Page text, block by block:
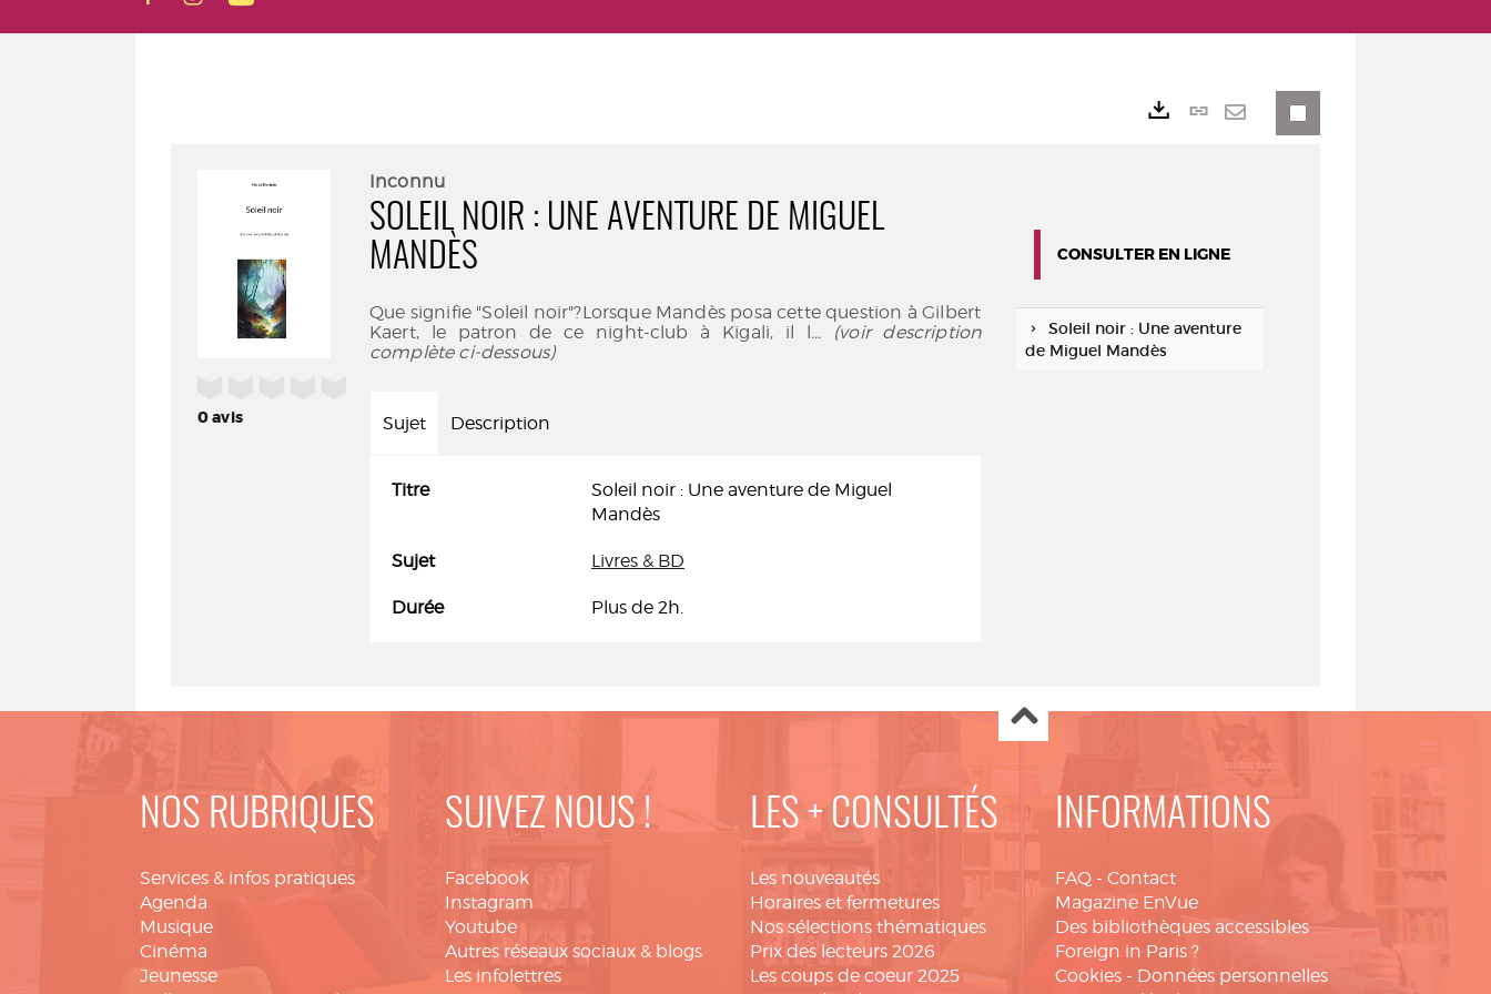
0avis
Inconnu
SOLEIL NOIR : UNE AVENTURE DE MIGUEL
MANDÈS
Que signifie "Soleil noir"?Lorsque Mandès posa cette question à Gilbert
Kaert, le patron de ce night-club à Kigali, il l... (voir description
complète ci-dessous)
Sujet Description
Titre
Soleil noir : Une aventure de Miguel
Mandès
Sujet Livres & BD
Durée Plus de 2h.
Lien
CONSULTER EN LIGNE
Soleil noir : Une aventure
de Miguel Mandès
NOS RUBRIQUES
Services & infos pratiques
Agenda
Musique
Cinéma
Jeunesse
SUIVEZ NOUS !
Facebook
Instagram
Youtube
Autres réseaux sociaux & blogs
Les infolettres
LES + CONSULTÉS
Les nouveautés
Horaires et fermetures
Nos sélections thématiques
Prix des lecteurs 2026
Les coups de coeur 2025
INFORMATIONS
FAQ - Contact
Magazine EnVue
Des bibliothèques accessibles
Foreign in Paris ?
Cookies - Données personnelles